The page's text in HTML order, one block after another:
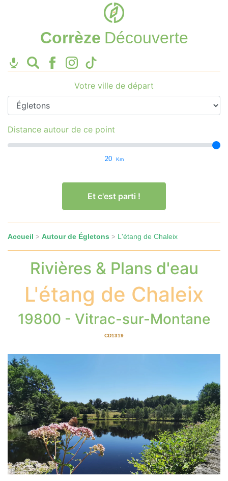
Corrèze Découverte
Votre ville de départ
Distance autour de ce point
20 Km
Et c'est parti !
Accueil > Autour de Égletons > L'étang de Chaleix
Rivières & Plans d'eau
L'étang de Chaleix
19800 - Vitrac-sur-Montane
CD1319